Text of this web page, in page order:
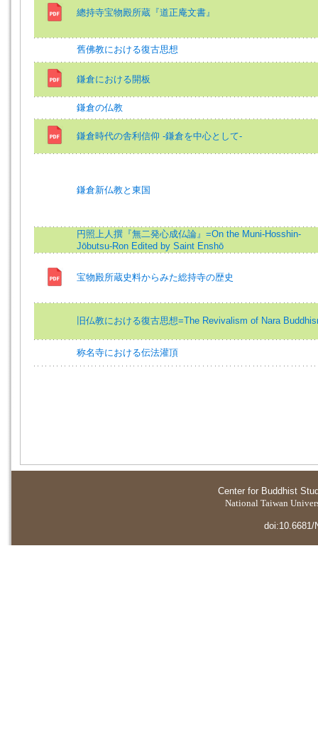
總持寺宝物殿所蔵『道正庵文書』
舊佛教における復古思想
鎌倉における開板
鎌倉の仏教
鎌倉時代の舎利信仰 -鎌倉を中心として-
鎌倉新仏教と東国
円照上人撰『無二発心成仏論』=On the Muni-Hosshin-
Jōbutsu-Ron Edited by Saint Enshō
宝物殿所蔵史料からみた総持寺の歴史
旧仏教における復古思想=The Revivalism of Nara
称名寺における伝法灌頂
Center for Buddhist
National Taiwan
doi:10.6681/